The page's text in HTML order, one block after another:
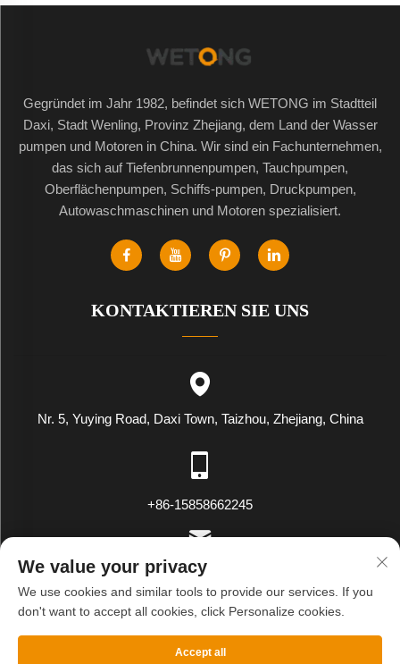
Gegründet im Jahr 1982, befindet sich WETONG im Stadtteil
Daxi, Stadt Wenling, Provinz Zhejiang, dem Land der Wasser
pumpen und Motoren in China. Wir sind ein Fachunternehmen,
das sich auf Tiefenbrunnenpumpen, Tauchpumpen,
Oberflächenpumpen, Schiffs-pumpen, Druckpumpen,
Autowaschmaschinen und Motoren spezialisiert.
KONTAKTIEREN SIE UNS
Nr. 5, Yuying Road, Daxi Town, Taizhou, Zhejiang, China
+86-15858662245
[email protected]
Copyright © WENLING WEIYING EXPORT AND IMPORT CO.LTD.
Alle Rechte vorbehalten Datenschutzrichtlinie
We value your privacy
We use cookies and similar tools to provide our services. If you
don't want to accept all cookies, click Personalize cookies.
Accept all